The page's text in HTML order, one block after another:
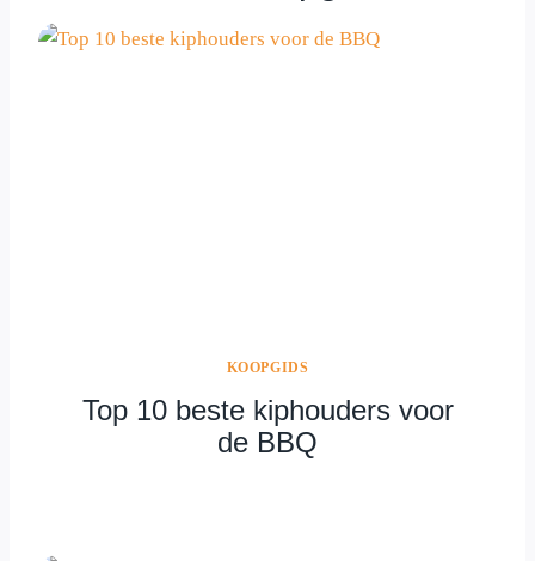
KOOPGIDS
Top 10 beste kiphouders voor
de BBQ